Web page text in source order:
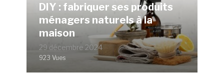
DIY : fabriquer ses produits
ménagers naturels à la
maison
29 décembre 2024
923 Vues